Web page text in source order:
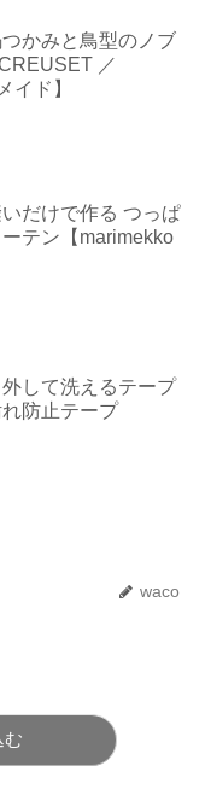
つかみと鳥型のノブ
／
イド】
いだけで作る つっぱ
テン【marimekko
外して洗えるテープ
防止テープ
waco
む